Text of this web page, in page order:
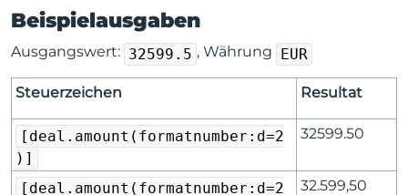
Beispielausgaben
Ausgangswert: 32599.5 , Währung EUR
Steuerzeichen Resultat
[deal.amount(formatnumber:d=2
)]
32599.50
[deal.amount(formatnumber:d=2
32.599,50